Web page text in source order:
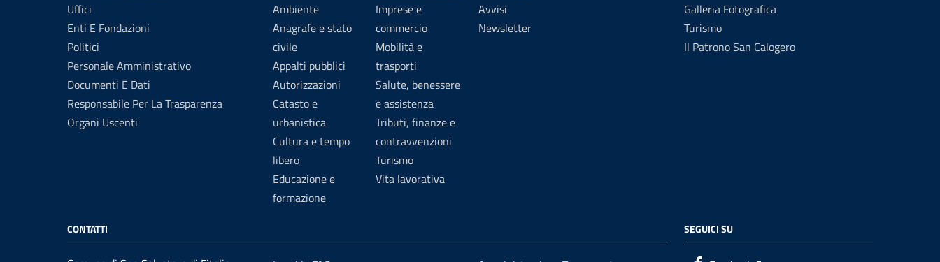
Uffici
Enti E Fondazioni
Politici
Personale Amministrativo
Documenti E Dati
Responsabile Per La Trasparenza
Organi Uscenti
Ambiente
Anagrafe e stato
civile
Appalti pubblici
Autorizzazioni
Catasto e
urbanistica
Cultura e tempo
libero
Educazione e
formazione
Imprese e
commercio
Mobilità e
trasporti
Salute, benessere
e assistenza
Tributi, finanze e
contravvenzioni
Turismo
Vita lavorativa
Avvisi
Newsletter
Galleria Fotografica
Turismo
Il Patrono San Calogero
CONTATTI SEGUICI SU